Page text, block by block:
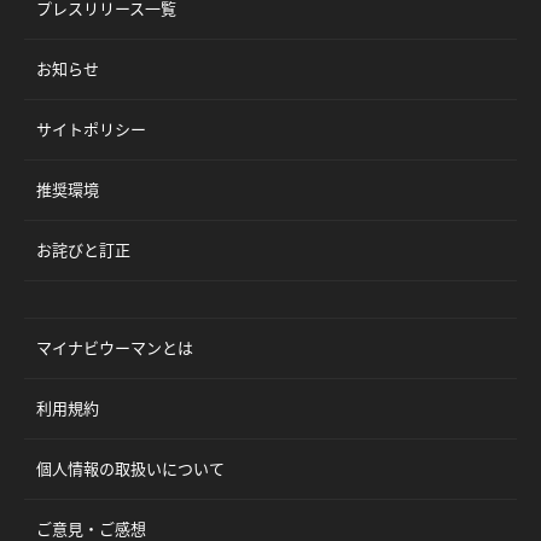
プレスリリース一覧
お知らせ
サイトポリシー
推奨環境
お詫びと訂正
マイナビウーマンとは
利用規約
個人情報の取扱いについて
ご意見・ご感想